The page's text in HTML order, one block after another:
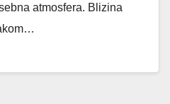
atmosfera. Blizina